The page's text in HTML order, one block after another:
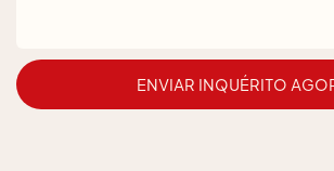
ENVIAR INQUÉRITO